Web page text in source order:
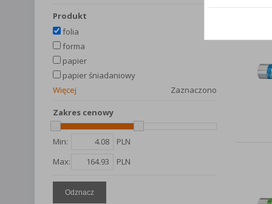
produkt
folia
forma
papier
papier śniadaniowy
Więcej
Zaznaczono
Zakres cenowy
Min:
PLN
Max:
PLN
Odznacz
informacji o
Każda